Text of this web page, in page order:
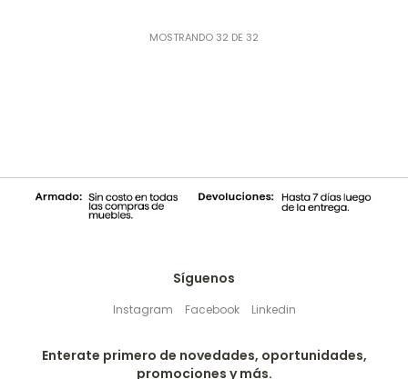
MOSTRANDO 32 DE 32
Síguenos
Instagram Facebook Linkedin
Enterate primero de novedades, oportunidades,
promociones y más.